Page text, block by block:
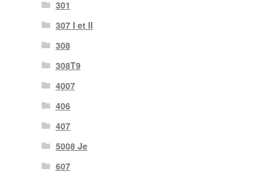
301
307 I et II
308
308T9
4007
406
407
5008 Je
607